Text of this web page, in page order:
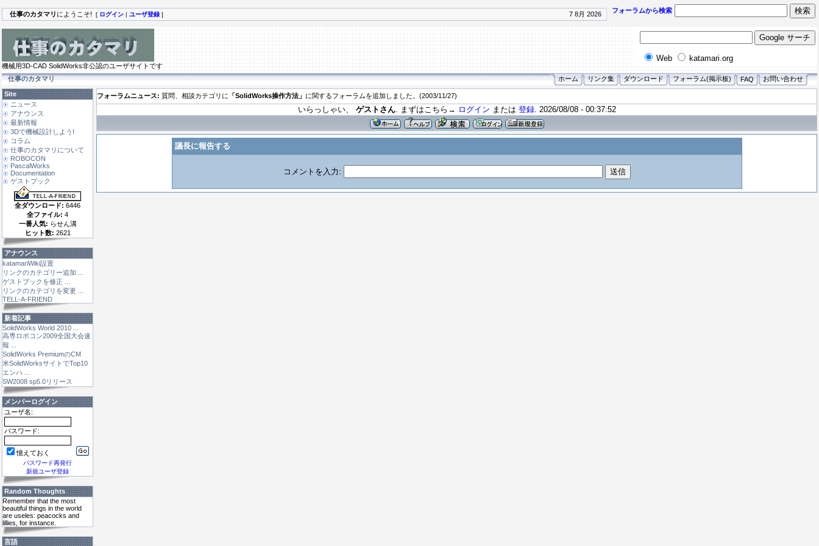
仕事のカタマリ にようこそ! [ ログイン | ユーザ登録 ] 7 8月 2026 フォーラムから検索
機械用3D-CAD SolidWorks非公認のユーザサイトです
Web katamari.org
仕事のカタマリ ホーム リンク集 ダウンロード フォーラム(掲示板) FAQ お問い合わせ
Site
ニュース
アナウンス
最新情報
3Dで機械設計しよう!
コラム
仕事のカタマリについて
ROBOCON
PascalWorks
Documentation
ゲストブック
全ダウンロード: 6446
全ファイル: 4
一番人気: らせん溝
ヒット数: 2621
アナウンス
katamariWiki設置
リンクのカテゴリー追加 ...
ゲストブックを修正 ...
リンクのカテゴリを変更 ...
TELL-A-FRIEND
新着記事
SolidWorks World 2010 ...
高専ロボコン2009全国大会速
報 ...
SolidWorks PremiumのCM
米SolidWorksサイトでTop10
エンハ ...
SW2008 sp5.0リリース
メンバーログイン
ユーザ名:
パスワード:
憶えておく
パスワード再発行
新規ユーザ登録
Random Thoughts
Remember that the most
beautiful things in the world
are useles: peacocks and
lillies, for instance.
言語
フォーラムニュース: 質問、相談カテゴリに 「SolidWorks操作方法」 に関するフォーラムを追加しました。(2003/11/27)
いらっしゃい、 ゲストさん. まずはこちら→ ログイン または 登録. 2026/08/08 - 00:37:52
議長に報告する
コメントを入力: